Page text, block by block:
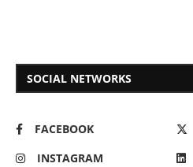
SOCIAL NETWORKS
FACEBOOK
INSTAGRAM